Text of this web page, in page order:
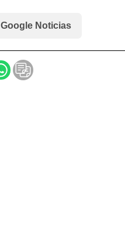
Google Noticias